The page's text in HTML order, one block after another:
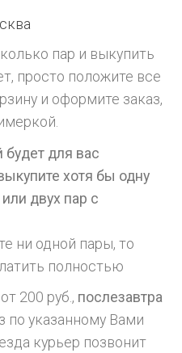
пар и выкупить
просто положите все
и оформите заказ,
для вас
хотя бы одну
двух пар с
ни одной пары, то
полностью
200 руб., послезавтра
по указанному Вами
курьер позвонит